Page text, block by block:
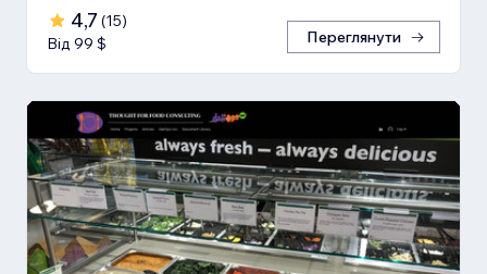
4,7 (15)
Від 99 $
Переглянути